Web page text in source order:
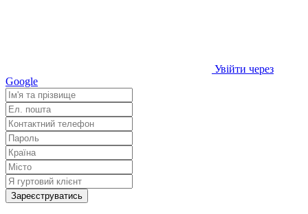
Увійти через
Google
Зареєструватись